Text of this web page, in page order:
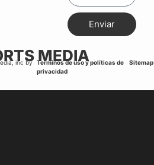
Enviar
MEDIA
inc by Terminos de uso y políticas de
privacidad
Sitemap